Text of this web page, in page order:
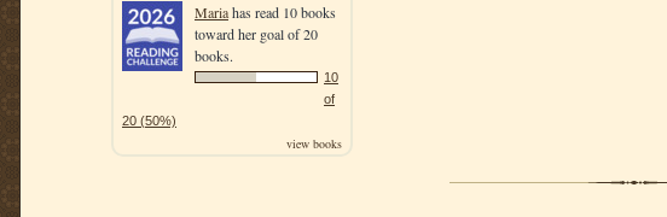
Mariahas read 10 books
toward her goal of 20
books.
10
of
20 (50%)
view books